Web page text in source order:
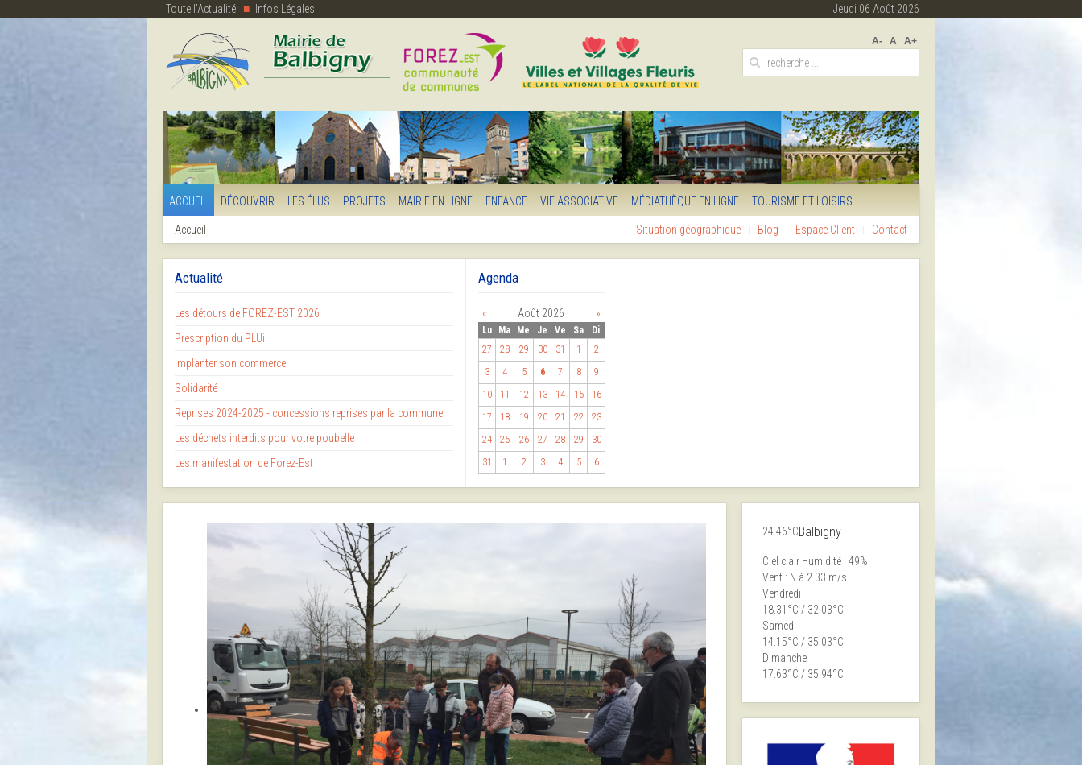
Toute l'Actualité Infos Légales Jeudi 06 Août 2026
A- A A+
ACCUEIL DÉCOUVRIR LES ÉLUS PROJETS MAIRIE EN LIGNE ENFANCE VIE ASSOCIATIVE MÉDIATHÈQUE EN LIGNE TOURISME ET LOISIRS
Accueil Situation géographique Blog Espace Client Contact
Actualité
Les détours de FOREZ-EST 2026
Prescription du PLUi
Implanter son commerce
Solidarité
Reprises 2024-2025 - concessions reprises par la commune
Les déchets interdits pour votre poubelle
Les manifestation de Forez-Est
Agenda
« Août 2026 »
Lu Ma Me Je Ve Sa
Di
27
28 29 30 31 1
2
3
4 5 6 7 8
9
10
11 12 13 14 15
16
17
18 19 20 21 22
23
24
25 26 27 28 29
30
31
1 2 3 4 5 6
24.46°CBalbigny
Ciel clair Humidité : 49%
Vent : N à 2.33 m/s
Vendredi
18.31°C / 32.03°C
Samedi
14.15°C / 35.03°C
Dimanche
17.63°C / 35.94°C